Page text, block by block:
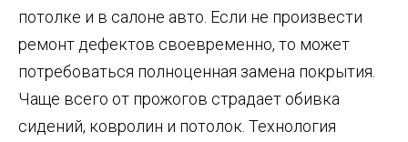
потолке и в салоне авто. Если не произвести
ремонт дефектов своевременно, то может
потребоваться полноценная замена покрытия.
Чаще всего от прожогов страдает обивка
сидений, ковролин и потолок. Технология